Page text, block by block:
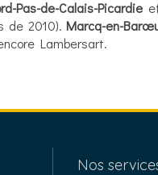
Pas-de-Calais-Picardie
de 2010).Marcq-en-
Lambersart.
Nos